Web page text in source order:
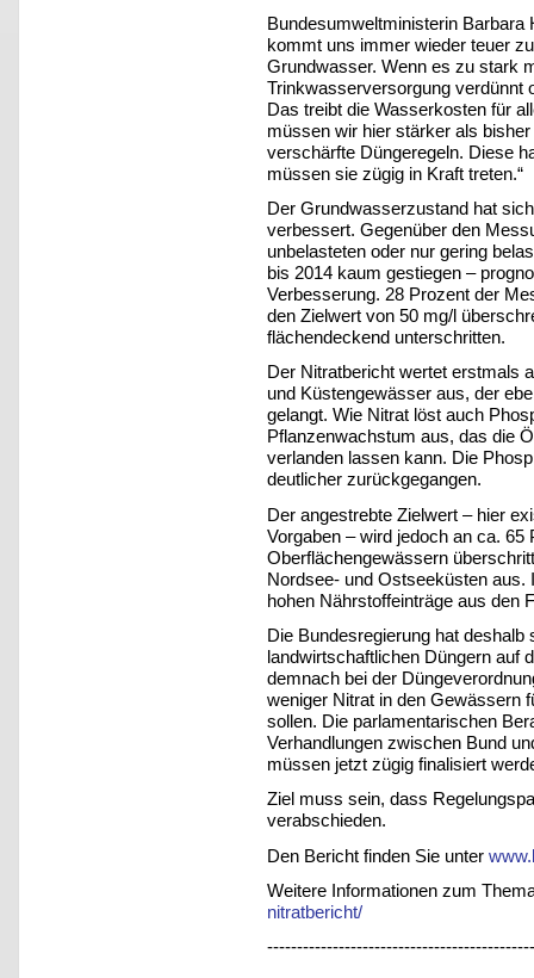
Bundesumweltministerin Barbara
kommt uns immer wieder teuer
Grundwasser. Wenn es zu stark
Trinkwasserversorgung verdünnt
Das treibt die Wasserkosten für
müssen wir hier stärker als
verschärfte Düngeregeln. Diese
müssen sie zügig in Kraft treten.“
Der Grundwasserzustand hat
verbessert. Gegenüber den
unbelasteten oder nur gering
bis 2014 kaum gestiegen –
Verbesserung. 28 Prozent der
den Zielwert von 50 mg/l
flächendeckend unterschritten.
Der Nitratbericht wertet erstmals
und Küstengewässer aus, der
gelangt. Wie Nitrat löst auch
Pflanzenwachstum aus, das die
verlanden lassen kann. Die
deutlicher zurückgegangen.
Der angestrebte Zielwert – hier
Vorgaben – wird jedoch an ca.
Oberflächengewässern
Nordsee- und Ostseeküsten
hohen Nährstoffeinträge aus den
Die Bundesregierung hat
landwirtschaftlichen Düngern auf
demnach bei der
weniger Nitrat in den Gewässern
sollen. Die parlamentarischen
Verhandlungen zwischen Bund
müssen jetzt zügig finalisiert
Ziel muss sein, dass
verabschieden.
Den Bericht finden Sie unter
Weitere Informationen zum
nitratbericht/